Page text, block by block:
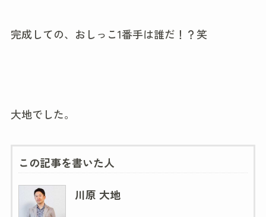
完成しての、おしっこ1番手は誰だ！？笑
大地でした。
この記事を書いた人
川原 大地